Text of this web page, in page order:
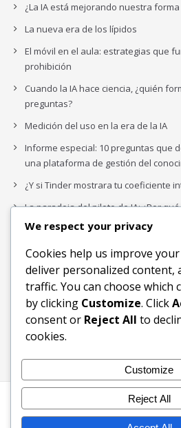
¿La IA está mejorando nuestra
La nueva era de los lípidos
El móvil en el aula: estrategias que
prohibición
Cuando la IA hace ciencia, ¿quién
preguntas?
Medición del uso en la era de la IA
Informe especial: 10 preguntas que
una plataforma de gestión del
¿Y si Tinder mostrara tu coeficiente
La paradoja del piloto de IA: ¿Por
complejidad de la IA empresarial?
Los organigramas de marketing se
IA acaba de dejarlos obsoletos.
Buscar
Buscar
Inicio Blog
We respect your privacy
Cookies help us improve
deliver personalized content,
traffic. You can choose which
by clicking Customize. Click
consent or Reject All to
cookies.
Customize
Reject All